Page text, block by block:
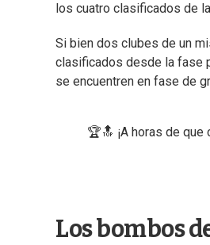
los cuatro clasificados de
Si bien dos clubes de un
clasificados desde la fase
se encuentren en fase de
🏆🔝 ¡A horas de
Los bombos